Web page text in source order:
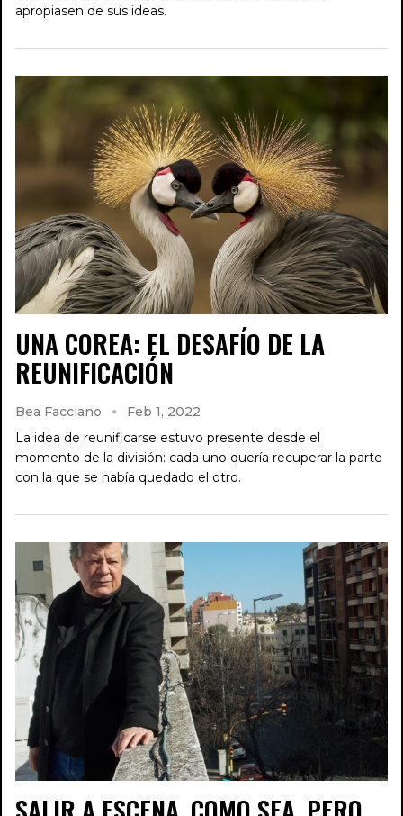
apropiasen de sus ideas.
UNA COREA: EL DESAFÍO DE LA
REUNIFICACIÓN
Bea Facciano
Feb 1, 2022
La idea de reunificarse estuvo presente desde el
momento de la división: cada uno quería recuperar la parte
con la que se había quedado el otro.